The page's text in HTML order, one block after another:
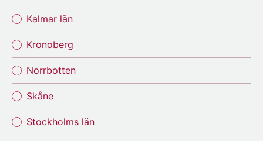
Kalmar län
Kronoberg
Norrbotten
Skåne
Stockholms län